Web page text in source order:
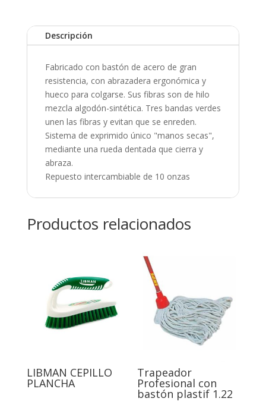
Descripción
Fabricado con bastón de acero de gran
resistencia, con abrazadera ergonómica y
hueco para colgarse. Sus fibras son de hilo
mezcla algodón-sintética. Tres bandas verdes
unen las fibras y evitan que se enreden.
Sistema de exprimido único "manos secas",
mediante una rueda dentada que cierra y
abraza.
Repuesto intercambiable de 10 onzas
Productos relacionados
LIBMAN CEPILLO
PLANCHA
Trapeador
Profesional con
bastón plastif 1.22